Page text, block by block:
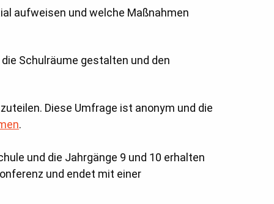
aufweisen und welche Maßnahmen
Schulräume gestalten und den
Diese Umfrage ist anonym und die
.
und die Jahrgänge 9 und 10 erhalten
und endet mit einer